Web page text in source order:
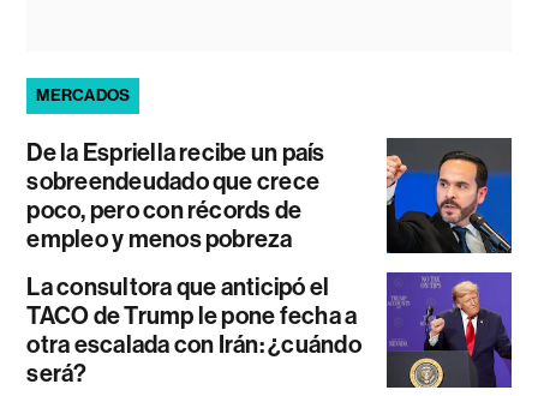
MERCADOS
De la Espriella recibe un país
sobreendeudado que crece
poco, pero con récords de
empleo y menos pobreza
La consultora que anticipó el
TACO de Trump le pone fecha a
otra escalada con Irán: ¿cuándo
será?